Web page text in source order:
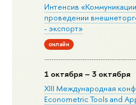
Интенсив
проведении
- экспорт»
онлайн
1 октября – 3 октября
XIII Международная
Econometric Tools and